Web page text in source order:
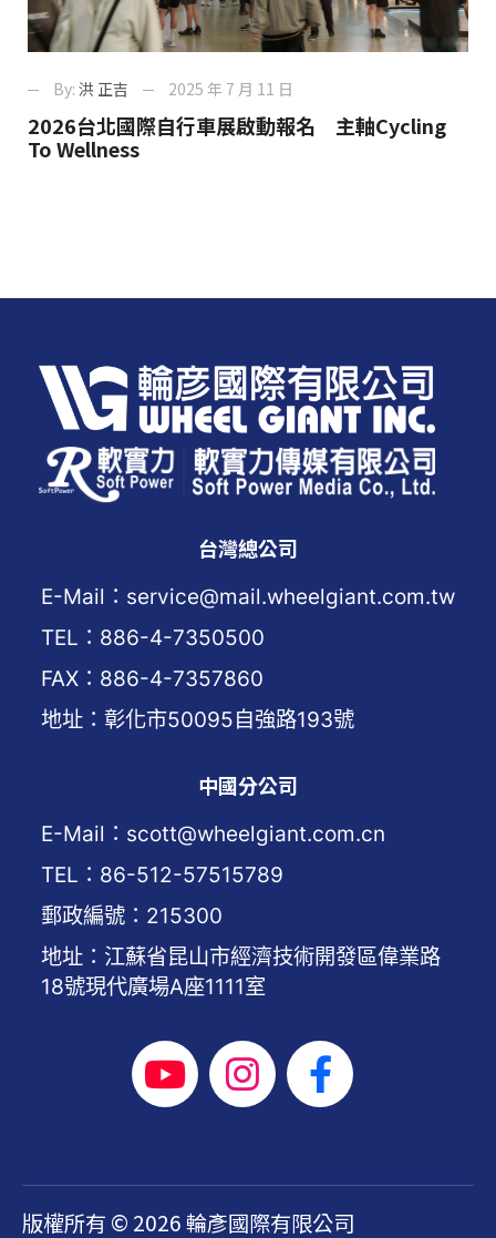
By: 洪 正吉 2025 年 7 月 11 日
2026台北國際自行車展啟動報名 主軸Cycling
To Wellness
台灣總公司
E-Mail：service@mail.wheelgiant.com.tw
TEL：886-4-7350500
FAX：886-4-7357860
地址：彰化市50095自強路193號
中國分公司
E-Mail：scott@wheelgiant.com.cn
TEL：86-512-57515789
郵政編號：215300
地址：江蘇省昆山市經濟技術開發區偉業路
18號現代廣場A座1111室
版權所有 © 2026 輪彥國際有限公司